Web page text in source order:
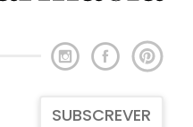
SUBSCREVER